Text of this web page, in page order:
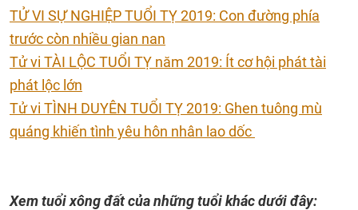
TỬ VI SỰ NGHIỆP TUỔI TỴ 2019: Con đường phía
trước còn nhiều gian nan
Tử vi TÀI LỘC TUỔI TỴ năm 2019: Ít cơ hội phát tài
phát lộc lớn
Tử vi TÌNH DUYÊN TUỔI TỴ 2019: Ghen tuông mù
quáng khiến tình yêu hôn nhân lao dốc
Xem tuổi xông đất của những tuổi khác dưới đây: